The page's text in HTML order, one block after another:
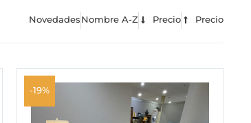
Novedades Nombre A-Z Precio Precio
-19%
precio
actual
es: